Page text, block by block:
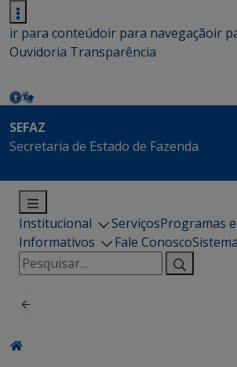
ir para conteúdoir para navegaçãoir
Ouvidoria Transparência
SEFAZ
Secretaria de Estado de Fazenda
Institucional ServiçosProgramas
Informativos
Fale Conosco
Pesquisar
por: